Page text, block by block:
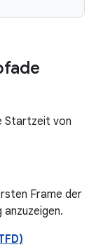
Startzeit von
Frame der